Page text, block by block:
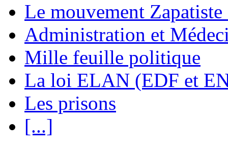
Le mouvement
Administration et
Mille feuille politique
La loi ELAN (EDF et
Les prisons
[...]